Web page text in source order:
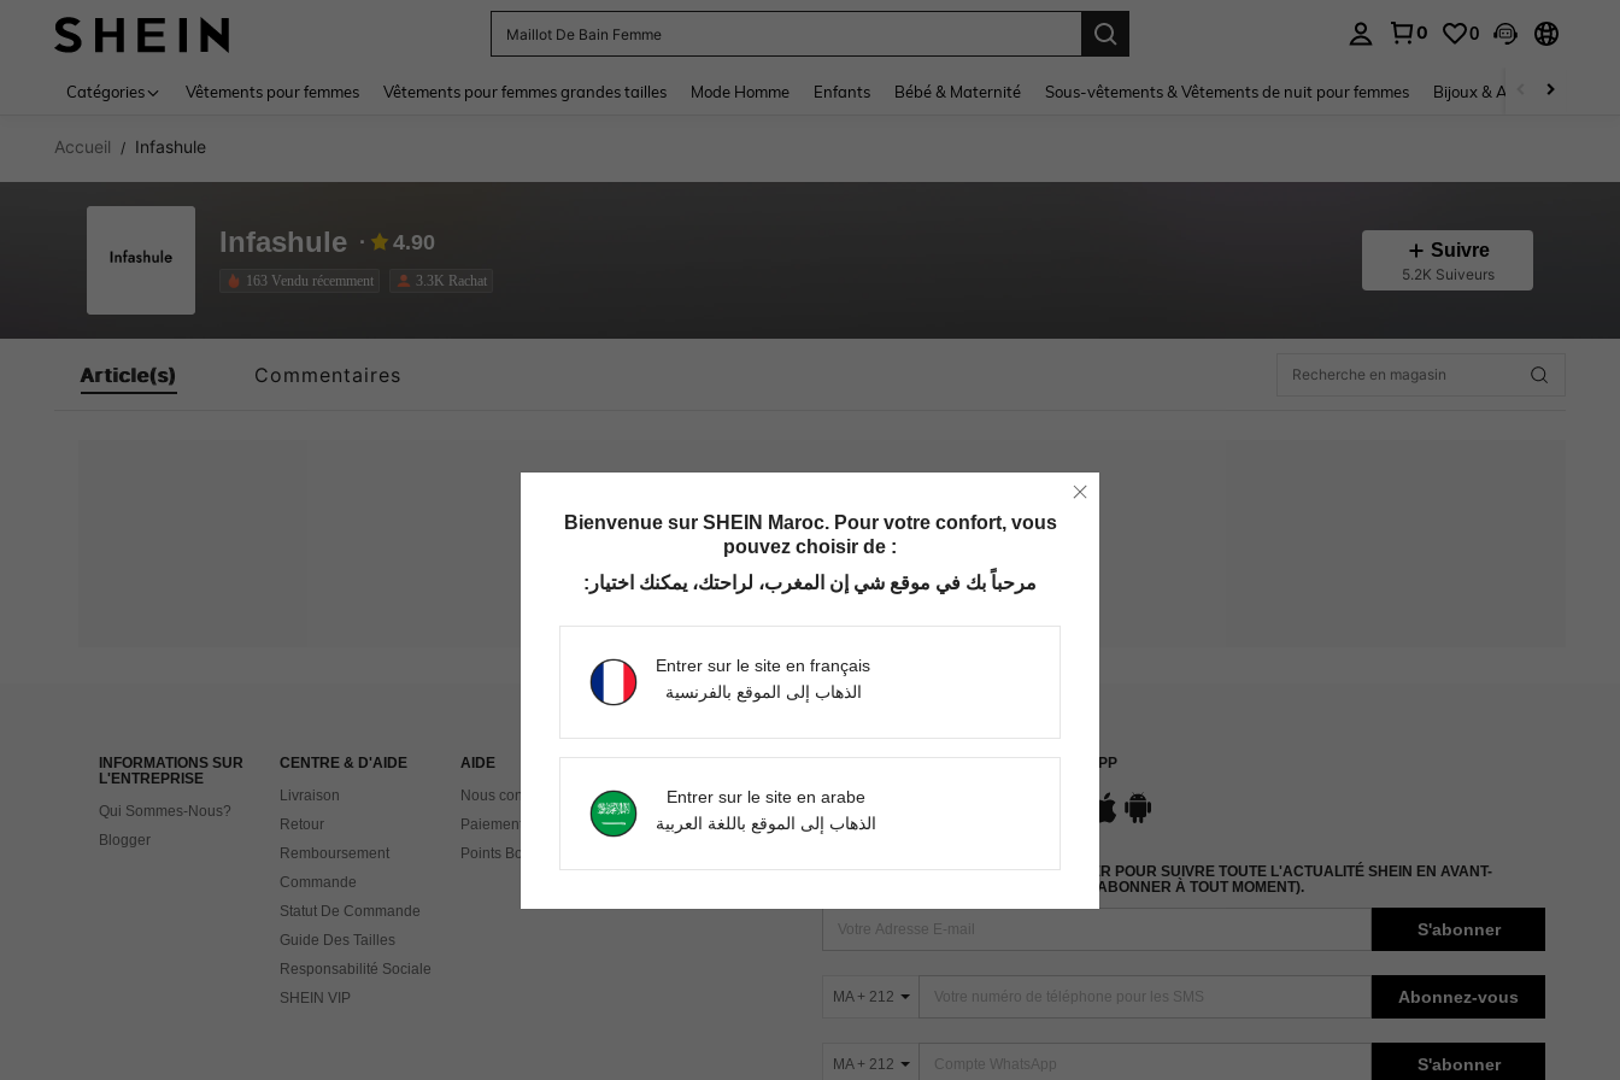
Maillot De Bain Femme
0 0
Catégories Vêtements pour femmes Vêtements pour femmes grandes tailles Mode Homme Enfants Bébé & Maternité Sous-vêtements & Vêtements de nuit pour femmes Bijoux & Accessoires pour
Accueil / Infashule
Infashule 4.90
163 Vendu récemment 3.3K Rachat
Suivre
5.2K Suiveurs
Article(s) Commentaires
Aucun article trouvé. Veuillez essayer une autre recherche.
INFORMATIONS SUR
L'ENTREPRISE
Qui Sommes-Nous?
Blogger
CENTRE & D'AIDE
Livraison
Retour
Remboursement
Commande
Statut De Commande
Guide Des Tailles
Responsabilité Sociale
SHEIN VIP
AIDE
Nous contacter
Paiement
Points Bonus
TROUVEZ-NOUS SUR APP
ABONNEZ-VOUS À NOTRE NEWSLETTER POUR SUIVRE TOUTE L'ACTUALITÉ SHEIN EN AVANT-
PREMIÈRE ! (VOUS POUVEZ VOUS DÉSABONNER À TOUT MOMENT).
S'abonner
MA + 212 Abonnez-vous
MA + 212 S'abonner
Bienvenue sur SHEIN Maroc. Pour votre confort, vous
pouvez choisir de :
مرحباً بك في موقع شي إن المغرب، لراحتك، يمكنك اختيار:
Entrer sur le site en français
الذهاب إلى الموقع بالفرنسية
Entrer sur le site en arabe
الذهاب إلى الموقع باللغة العربية